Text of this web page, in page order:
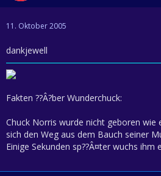
11. Oktober 2005
dankjewell
Fakten ??Â?ber Wunderchuck:
Chuck Norris wurde nicht geboren wie
sich den Weg aus dem Bauch seiner
Einige Sekunden sp??Â¤ter wuchs ihm